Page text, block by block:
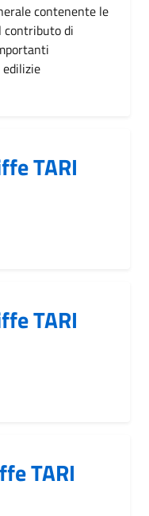
contenente le
contributo di
TARI
TARI
TARI